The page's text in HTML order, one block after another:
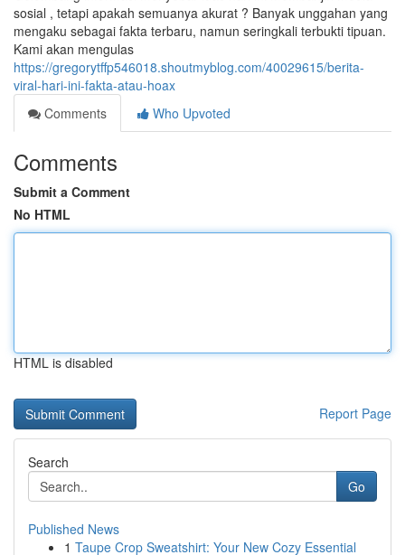
sosial , tetapi apakah semuanya akurat ? Banyak unggahan yang
mengaku sebagai fakta terbaru, namun seringkali terbukti tipuan.
Kami akan mengulas
https://gregorytffp546018.shoutmyblog.com/40029615/berita-
viral-hari-ini-fakta-atau-hoax
Comments
Who Upvoted
Comments
Submit a Comment
No HTML
HTML is disabled
Report Page
Search
Go
Published News
1 Taupe Crop Sweatshirt: Your New Cozy Essential